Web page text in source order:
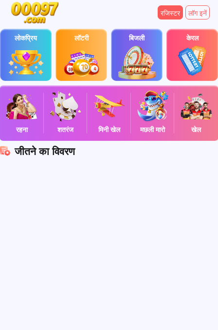
रजिस्टर लॉग इनें
लोकप्रिय लॉटरी बिजली केरल
रहना शतरंज मिनी खेल मछली मारो खेल
जीतने का विवरण